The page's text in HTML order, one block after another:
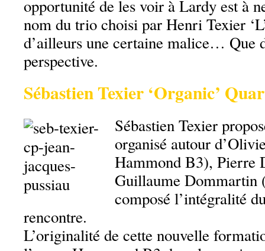
opportunité de les voir à Lardy est à
nom du trio choisi par Henri Texier
d’ailleurs une certaine malice… Que
perspective.
Sébastien Texier ‘Organic’
Sébastien Texier
organisé autour
Hammond B3), Pierre
Guillaume Dommartin
composé l’intégralité
rencontre.
L’originalité de cette nouvelle